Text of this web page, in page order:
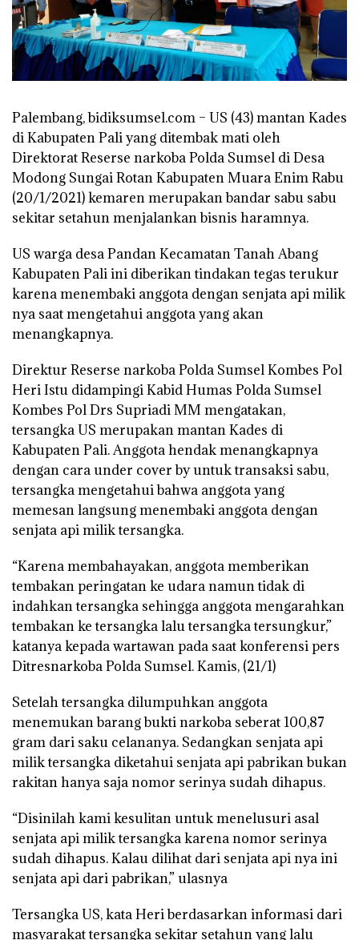
Palembang, bidiksumsel.com – US (43) mantan Kades
di Kabupaten Pali yang ditembak mati oleh
Direktorat Reserse narkoba Polda Sumsel di Desa
Modong Sungai Rotan Kabupaten Muara Enim Rabu
(20/1/2021) kemaren merupakan bandar sabu sabu
sekitar setahun menjalankan bisnis haramnya.
US warga desa Pandan Kecamatan Tanah Abang
Kabupaten Pali ini diberikan tindakan tegas terukur
karena menembaki anggota dengan senjata api milik
nya saat mengetahui anggota yang akan
menangkapnya.
Direktur Reserse narkoba Polda Sumsel Kombes Pol
Heri Istu didampingi Kabid Humas Polda Sumsel
Kombes Pol Drs Supriadi MM mengatakan,
tersangka US merupakan mantan Kades di
Kabupaten Pali. Anggota hendak menangkapnya
dengan cara under cover by untuk transaksi sabu,
tersangka mengetahui bahwa anggota yang
memesan langsung menembaki anggota dengan
senjata api milik tersangka.
“Karena membahayakan, anggota memberikan
tembakan peringatan ke udara namun tidak di
indahkan tersangka sehingga anggota mengarahkan
tembakan ke tersangka lalu tersangka tersungkur,”
katanya kepada wartawan pada saat konferensi pers
Ditresnarkoba Polda Sumsel. Kamis, (21/1)
Setelah tersangka dilumpuhkan anggota
menemukan barang bukti narkoba seberat 100,87
gram dari saku celananya. Sedangkan senjata api
milik tersangka diketahui senjata api pabrikan bukan
rakitan hanya saja nomor serinya sudah dihapus.
“Disinilah kami kesulitan untuk menelusuri asal
senjata api milik tersangka karena nomor serinya
sudah dihapus. Kalau dilihat dari senjata api nya ini
senjata api dari pabrikan,” ulasnya
Tersangka US, kata Heri berdasarkan informasi dari
masyarakat tersangka sekitar setahun yang lalu